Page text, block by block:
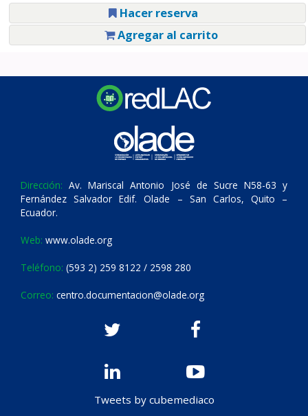
Hacer reserva
Agregar al carrito
Dirección: Av. Mariscal Antonio José de Sucre N58-63 y
Fernández Salvador Edif. Olade – San Carlos, Quito –
Ecuador.
Web: www.olade.org
Teléfono: (593 2) 259 8122 / 2598 280
Correo: centro.documentacion@olade.org
Tweets by cubemediaco